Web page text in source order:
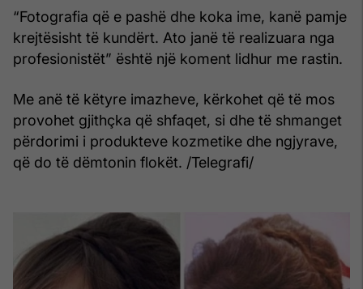
“Fotografia që e pashë dhe koka ime, kanë pamje
krejtësisht të kundërt. Ato janë të realizuara nga
profesionistët” është një koment lidhur me rastin.
Me anë të këtyre imazheve, kërkohet që të mos
provohet gjithçka që shfaqet, si dhe të shmanget
përdorimi i produkteve kozmetike dhe ngjyrave,
që do të dëmtonin flokët. /Telegrafi/